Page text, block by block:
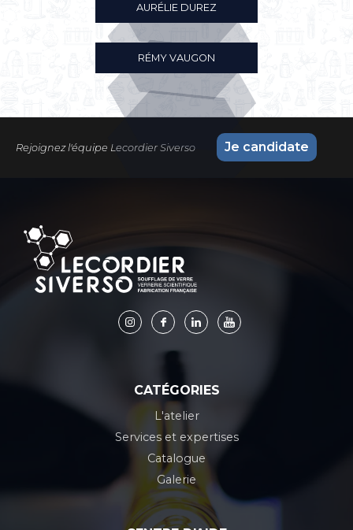
AURÉLIE DUREZ
RÉMY VAUGON
Rejoignez l'équipe Lecordier Siverso Je candidate
CATÉGORIES
L'atelier
Services et expertises
Catalogue
Galerie